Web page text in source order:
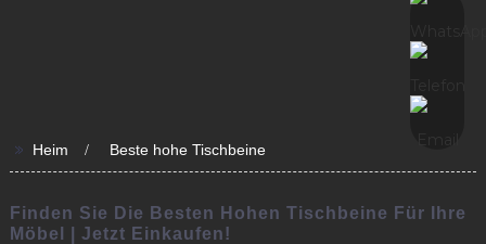
>> Heim Beste hohe Tischbeine
Finden Sie Die Besten Hohen Tischbeine Für Ihre
Möbel | Jetzt Einkaufen!